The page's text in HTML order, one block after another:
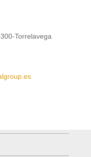
Torrelavega